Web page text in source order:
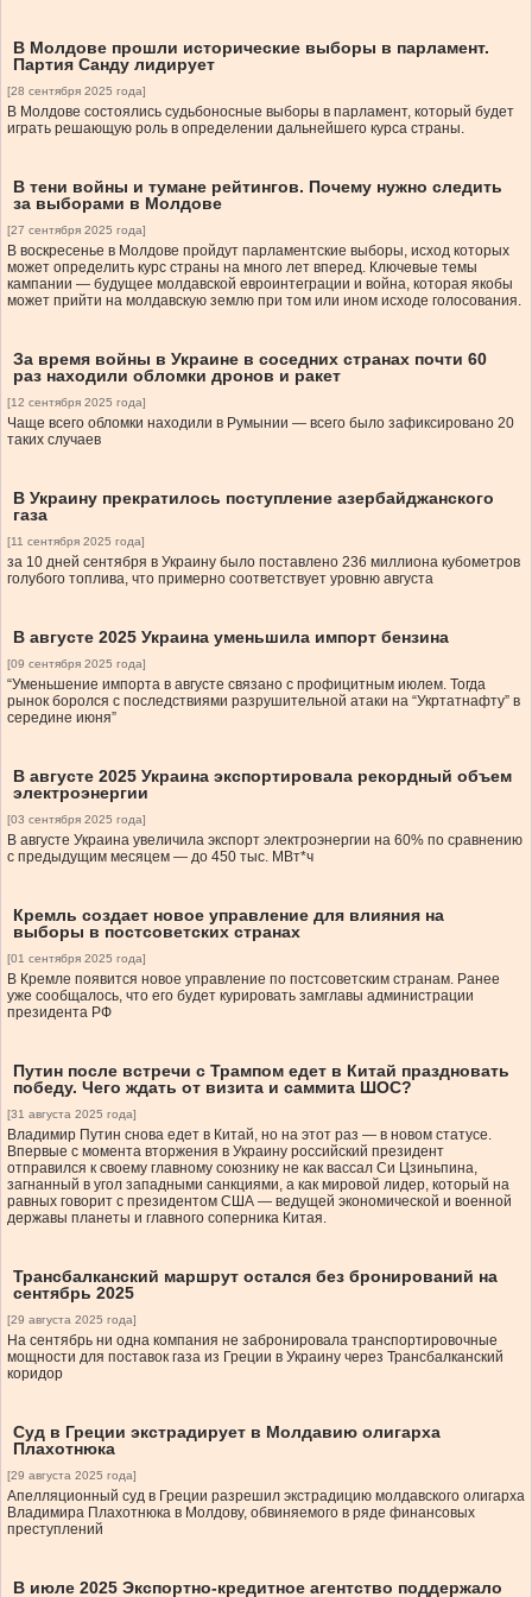
В Молдове прошли исторические выборы в парламент.
Партия Санду лидирует
[28 сентября 2025 года]
В Молдове состоялись судьбоносные выборы в парламент, который будет
играть решающую роль в определении дальнейшего курса страны.
В тени войны и тумане рейтингов. Почему нужно следить
за выборами в Молдове
[27 сентября 2025 года]
В воскресенье в Молдове пройдут парламентские выборы, исход которых
может определить курс страны на много лет вперед. Ключевые темы
кампании — будущее молдавской евроинтеграции и война, которая якобы
может прийти на молдавскую землю при том или ином исходе голосования.
За время войны в Украине в соседних странах почти 60
раз находили обломки дронов и ракет
[12 сентября 2025 года]
Чаще всего обломки находили в Румынии — всего было зафиксировано 20
таких случаев
В Украину прекратилось поступление азербайджанского
газа
[11 сентября 2025 года]
за 10 дней сентября в Украину было поставлено 236 миллиона кубометров
голубого топлива, что примерно соответствует уровню августа
В августе 2025 Украина уменьшила импорт бензина
[09 сентября 2025 года]
“Уменьшение импорта в августе связано с профицитным июлем. Тогда
рынок боролся с последствиями разрушительной атаки на “Укртатнафту” в
середине июня”
В августе 2025 Украина экспортировала рекордный объем
электроэнергии
[03 сентября 2025 года]
В августе Украина увеличила экспорт электроэнергии на 60% по сравнению
с предыдущим месяцем — до 450 тыс. МВт*ч
Кремль создает новое управление для влияния на
выборы в постсоветских странах
[01 сентября 2025 года]
В Кремле появится новое управление по постсоветским странам. Ранее
уже сообщалось, что его будет курировать замглавы администрации
президента РФ
Путин после встречи с Трампом едет в Китай праздновать
победу. Чего ждать от визита и саммита ШОС?
[31 августа 2025 года]
Владимир Путин снова едет в Китай, но на этот раз — в новом статусе.
Впервые с момента вторжения в Украину российский президент
отправился к своему главному союзнику не как вассал Си Цзиньпина,
загнанный в угол западными санкциями, а как мировой лидер, который на
равных говорит с президентом США — ведущей экономической и военной
державы планеты и главного соперника Китая.
Трансбалканский маршрут остался без бронирований на
сентябрь 2025
[29 августа 2025 года]
На сентябрь ни одна компания не забронировала транспортировочные
мощности для поставок газа из Греции в Украину через Трансбалканский
коридор
Суд в Греции экстрадирует в Молдавию олигарха
Плахотнюка
[29 августа 2025 года]
Апелляционный суд в Греции разрешил экстрадицию молдавского олигарха
Владимира Плахотнюка в Молдову, обвиняемого в ряде финансовых
преступлений
В июле 2025 Экспортно-кредитное агентство поддержало